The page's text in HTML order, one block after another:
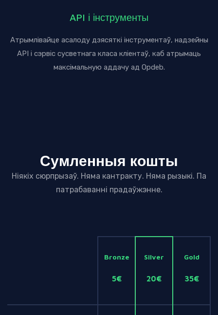
API і інструменты
Атрымлівайце асалоду дзясяткі інструментаў, надзейны
API і сэрвіс сусветнага класа кліентаў, каб атрымаць
максімальную аддачу ад Opdeb.
Сумленныя кошты
Ніякіх сюрпрызаў. Няма кантракту. Няма рызыкі. Па
патрабаванні прадаўжэнне.
Bronze
5€
Silver
20€
Gold
35€